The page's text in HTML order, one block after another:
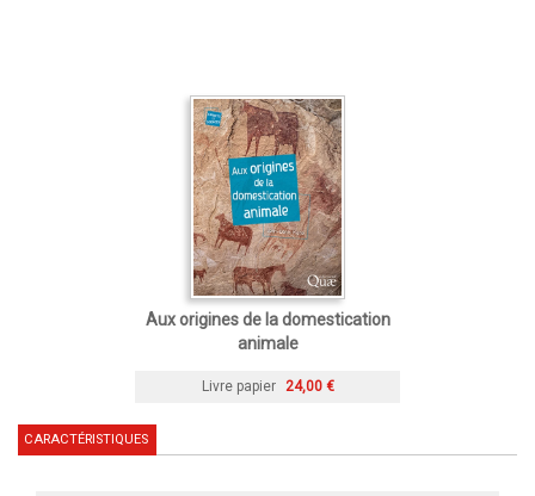
Aux origines de la domestication
animale
Livre papier 24,00 €
CARACTÉRISTIQUES